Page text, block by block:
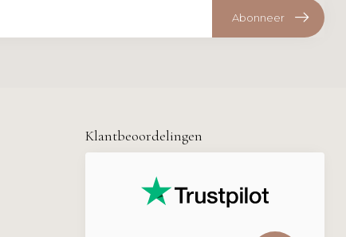
Abonneer
Klantbeoordelingen